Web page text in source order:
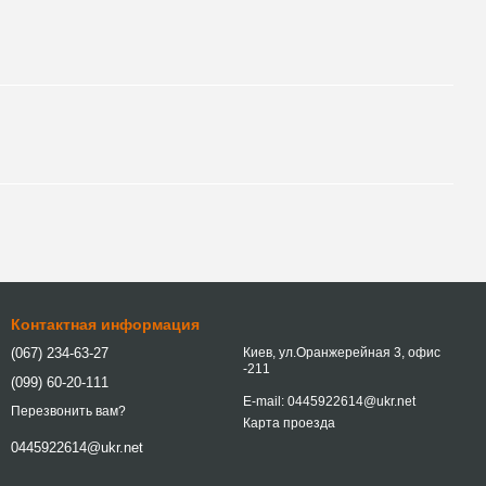
Контактная информация
(067) 234-63-27
(099) 60-20-111
Перезвонить вам?
0445922614@ukr.net
Киев, ул.Оранжерейная 3, офис
-211
E-mail: 0445922614@ukr.net
Карта проезда